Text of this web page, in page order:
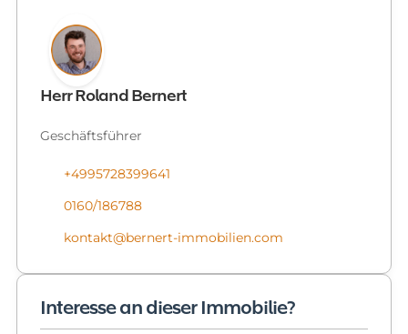
Herr Roland Bernert
Geschäftsführer
+4995728399641
0160/186788
kontakt@bernert-immobilien.com
Interesse an dieser Immobilie?